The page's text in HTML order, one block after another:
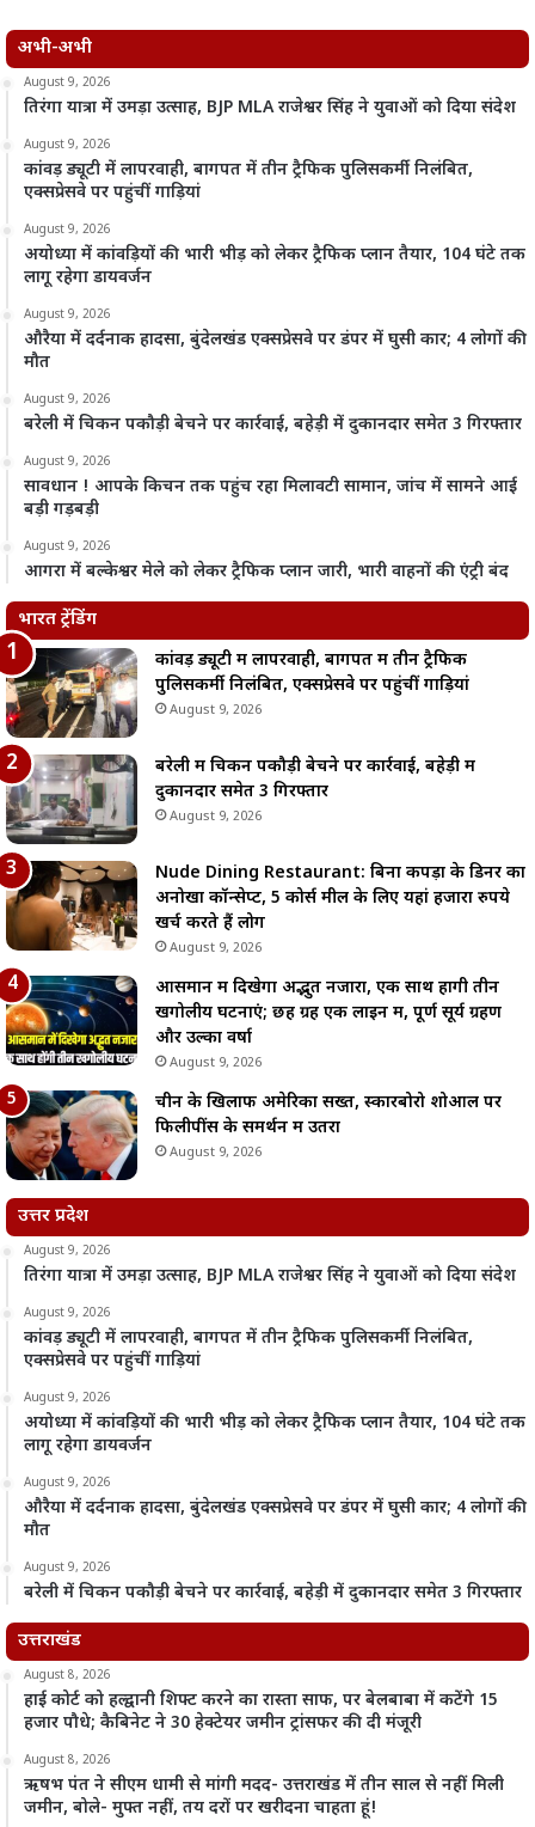
अभी-अभी
August 9, 2026
तिरंगा यात्रा में उमड़ा उत्साह, BJP MLA राजेश्वर सिंह ने युवाओं को दिया संदेश
August 9, 2026
कांवड़ ड्यूटी में लापरवाही, बागपत में तीन ट्रैफिक पुलिसकर्मी निलंबित,
एक्सप्रेसवे पर पहुंचीं गाड़ियां
August 9, 2026
अयोध्या में कांवड़ियों की भारी भीड़ को लेकर ट्रैफिक प्लान तैयार, 104 घंटे तक
लागू रहेगा डायवर्जन
August 9, 2026
औरैया में दर्दनाक हादसा, बुंदेलखंड एक्सप्रेसवे पर डंपर में घुसी कार; 4 लोगों की
मौत
August 9, 2026
बरेली में चिकन पकौड़ी बेचने पर कार्रवाई, बहेड़ी में दुकानदार समेत 3 गिरफ्तार
August 9, 2026
सावधान ! आपके किचन तक पहुंच रहा मिलावटी सामान, जांच में सामने आई
बड़ी गड़बड़ी
August 9, 2026
आगरा में बल्केश्वर मेले को लेकर ट्रैफिक प्लान जारी, भारी वाहनों की एंट्री बंद
भारत ट्रेंडिंग
कांवड़ ड्यूटी में लापरवाही, बागपत में तीन ट्रैफिक
पुलिसकर्मी निलंबित, एक्सप्रेसवे पर पहुंचीं गाड़ियां
August 9, 2026
बरेली में चिकन पकौड़ी बेचने पर कार्रवाई, बहेड़ी में
दुकानदार समेत 3 गिरफ्तार
August 9, 2026
Nude Dining Restaurant: बिना कपड़ों के डिनर का
अनोखा कॉन्सेप्ट, 5 कोर्स मील के लिए यहां हजारों रुपये
खर्च करते हैं लोग
August 9, 2026
आसमान में दिखेगा अद्भुत नजारा, एक साथ होंगी तीन
खगोलीय घटनाएं; छह ग्रह एक लाइन में, पूर्ण सूर्य ग्रहण
और उल्का वर्षा
August 9, 2026
चीन के खिलाफ अमेरिका सख्त, स्कारबोरो शोआल पर
फिलीपींस के समर्थन में उतरा
August 9, 2026
उत्तर प्रदेश
August 9, 2026
तिरंगा यात्रा में उमड़ा उत्साह, BJP MLA राजेश्वर सिंह ने युवाओं को दिया संदेश
August 9, 2026
कांवड़ ड्यूटी में लापरवाही, बागपत में तीन ट्रैफिक पुलिसकर्मी निलंबित,
एक्सप्रेसवे पर पहुंचीं गाड़ियां
August 9, 2026
अयोध्या में कांवड़ियों की भारी भीड़ को लेकर ट्रैफिक प्लान तैयार, 104 घंटे तक
लागू रहेगा डायवर्जन
August 9, 2026
औरैया में दर्दनाक हादसा, बुंदेलखंड एक्सप्रेसवे पर डंपर में घुसी कार; 4 लोगों की
मौत
August 9, 2026
बरेली में चिकन पकौड़ी बेचने पर कार्रवाई, बहेड़ी में दुकानदार समेत 3 गिरफ्तार
उत्तराखंड
August 8, 2026
हाई कोर्ट को हल्द्वानी शिफ्ट करने का रास्ता साफ, पर बेलबाबा में कटेंगे 15
हजार पौधे; कैबिनेट ने 30 हेक्टेयर जमीन ट्रांसफर की दी मंजूरी
August 8, 2026
ऋषभ पंत ने सीएम धामी से मांगी मदद- उत्तराखंड में तीन साल से नहीं मिली
जमीन, बोले- मुफ्त नहीं, तय दरों पर खरीदना चाहता हूं!